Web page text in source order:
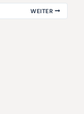
WEITER